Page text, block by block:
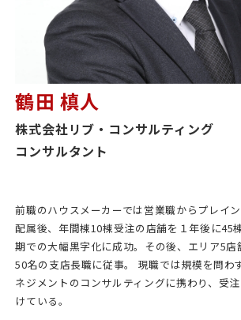
鶴田 槙人
株式会社リブ・コンサルティング
コンサルタント
前職のハウスメーカーでは営業職からプレイ
配属後、年間棟10棟受注の店舗を１年後に45
期での大幅黒字化に成功。その後、エリア5
50名の支店長職に従事。 現職では規模を問わ
ネジメントのコンサルティングに携わり、受
けている。